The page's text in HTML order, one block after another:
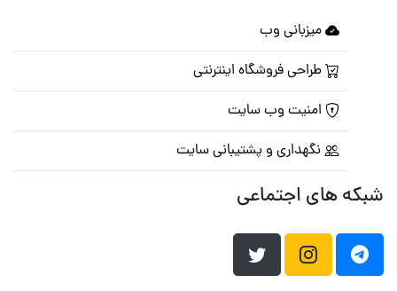
میزبانی وب
طراحی فروشگاه اینترنتی
امنیت وب سایت
نگهداری و پشتیبانی سایت
شبکه های اجتماعی